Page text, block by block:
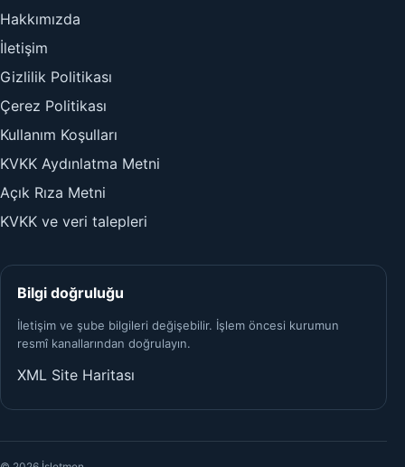
Hakkımızda
İletişim
Gizlilik Politikası
Çerez Politikası
Kullanım Koşulları
KVKK Aydınlatma Metni
Açık Rıza Metni
KVKK ve veri talepleri
Bilgi doğruluğu
İletişim ve şube bilgileri değişebilir. İşlem öncesi kurumun
resmî kanallarından doğrulayın.
XML Site Haritası